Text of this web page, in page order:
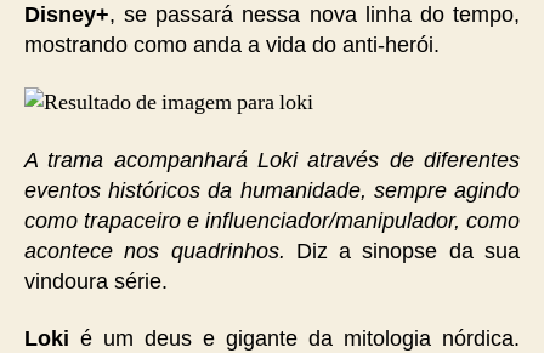
Disney+, se passará nessa nova linha do tempo,
mostrando como anda a vida do anti-herói.
A trama acompanhará Loki através de diferentes
eventos históricos da humanidade, sempre agindo
como trapaceiro e influenciador/manipulador, como
acontece nos quadrinhos. Diz a sinopse da sua
vindoura série.
Loki é um deus e gigante da mitologia nórdica.